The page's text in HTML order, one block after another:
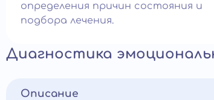
определения причин состояния и
подбора лечения.
Диагностика
Описание